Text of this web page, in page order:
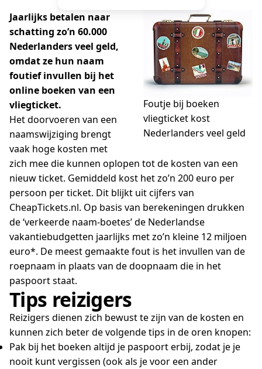
Foutje bij boeken
vliegticket kost
Nederlanders veel geld
Jaarlijks betalen naar
schatting zo’n 60.000
Nederlanders veel geld,
omdat ze hun naam
foutief invullen bij het
online boeken van een
vliegticket.
Het doorvoeren van een
naamswijziging brengt
vaak hoge kosten met
zich mee die kunnen oplopen tot de kosten van een
nieuw ticket. Gemiddeld kost het zo’n 200 euro per
persoon per ticket. Dit blijkt uit cijfers van
CheapTickets.nl. Op basis van berekeningen drukken
de ‘verkeerde naam-boetes’ de Nederlandse
vakantiebudgetten jaarlijks met zo’n kleine 12 miljoen
euro*. De meest gemaakte fout is het invullen van de
roepnaam in plaats van de doopnaam die in het
paspoort staat.
Tips reizigers
Reizigers dienen zich bewust te zijn van de kosten en
kunnen zich beter de volgende tips in de oren knopen:
Pak bij het boeken altijd je paspoort erbij, zodat je je
nooit kunt vergissen (ook als je voor een ander